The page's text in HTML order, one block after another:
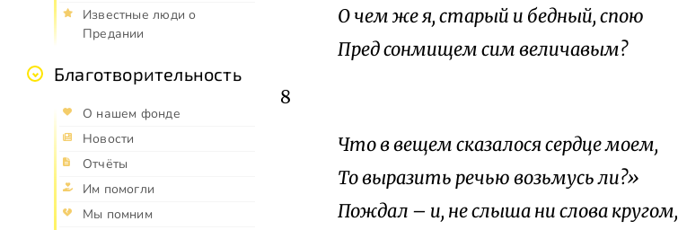
Известные люди о
Предании
Благотворительность
О нашем фонде
Новости
Отчёты
Им помогли
Мы помним
О чем же я, старый и бедный, спою
Пред сонмищем сим величавым?
8
Что в вещем сказалося сердце моем,
То выразить речью возьмусь ли?»
Пождал – и, не слыша ни слова кругом,